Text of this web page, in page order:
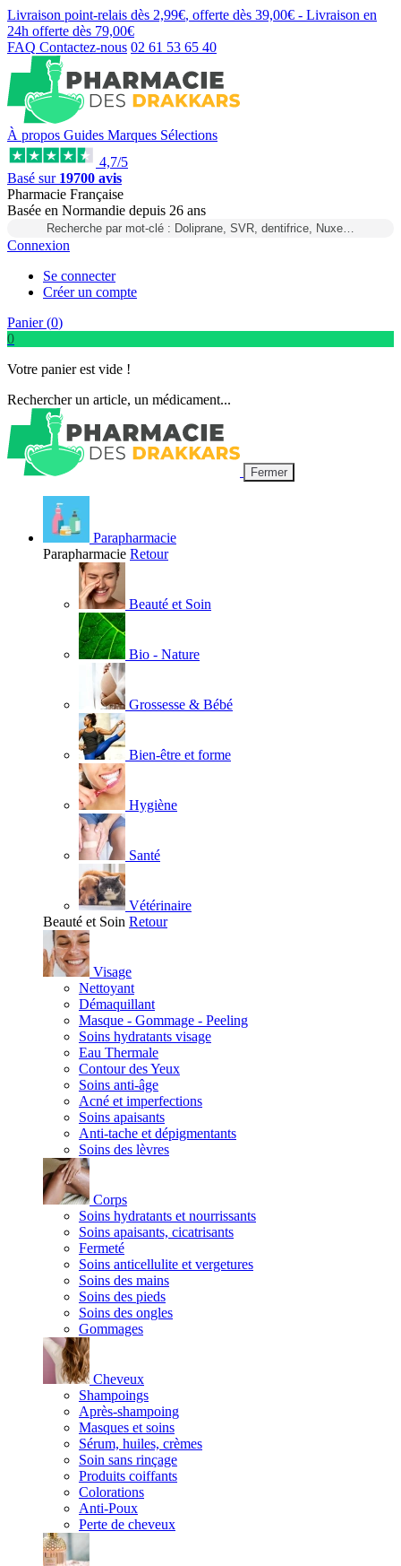
Livraison point-relais dès 2,99€, offerte dès 39,00€ - Livraison en
24h offerte dès 79,00€
FAQ Contactez-nous 02 61 53 65 40
À propos Guides Marques Sélections
4,7/5
Basé sur 19700 avis
Pharmacie Française
Basée en Normandie depuis 26 ans
Recherche par mot-clé : Doliprane, SVR, dentifrice, Nuxe…
Connexion
Se connecter
Créer un compte
Panier (0)
0
Votre panier est vide !
Rechercher un article, un médicament...
Fermer
Parapharmacie
Parapharmacie Retour
Beauté et Soin
Bio - Nature
Grossesse & Bébé
Bien-être et forme
Hygiène
Santé
Vétérinaire
Beauté et Soin Retour
Visage
Nettoyant
Démaquillant
Masque - Gommage - Peeling
Soins hydratants visage
Eau Thermale
Contour des Yeux
Soins anti-âge
Acné et imperfections
Soins apaisants
Anti-tache et dépigmentants
Soins des lèvres
Corps
Soins hydratants et nourrissants
Soins apaisants, cicatrisants
Fermeté
Soins anticellulite et vergetures
Soins des mains
Soins des pieds
Soins des ongles
Gommages
Cheveux
Shampoings
Après-shampoing
Masques et soins
Sérum, huiles, crèmes
Soin sans rinçage
Produits coiffants
Colorations
Anti-Poux
Perte de cheveux